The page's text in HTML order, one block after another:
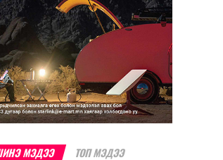
МЭДЭЭ ТОП МЭДЭЭ